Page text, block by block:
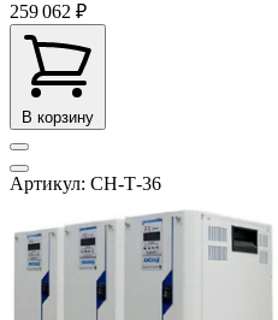
259 062 ₽
В корзину
Артикул: СН-Т-36